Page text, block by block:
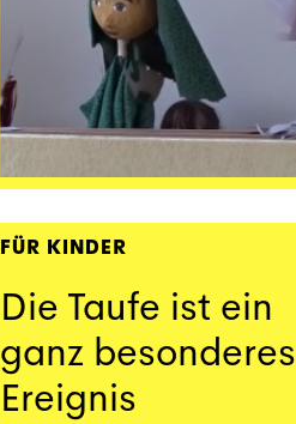
FÜR KINDER
Die Taufe ist ein
ganz besonderes
Ereignis